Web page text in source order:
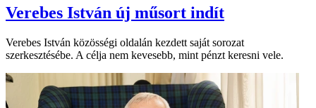
Verebes István új műsort indít
Verebes István közösségi oldalán kezdett saját sorozat
szerkesztésébe. A célja nem kevesebb, mint pénzt keresni vele.